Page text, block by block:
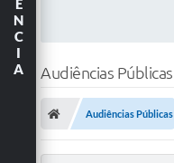
Ê
N
C
I
A
Audiências Públicas
Audiências Públicas